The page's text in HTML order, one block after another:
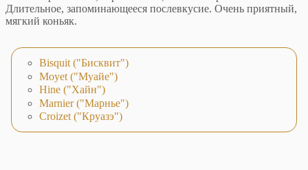
Длительное, запоминающееся послевкусие. Очень приятный,
мягкий коньяк.
Bisquit ("Бисквит")
Moyet ("Муайе")
Hine ("Хайн")
Marnier ("Марнье")
Croizet ("Круазэ")